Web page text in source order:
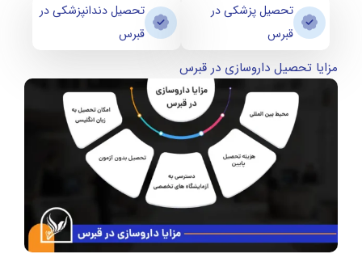
تحصیل پزشکی در
قبرس
تحصیل دندانپزشکی در
قبرس
مزایا تحصیل داروسازی در قبرس